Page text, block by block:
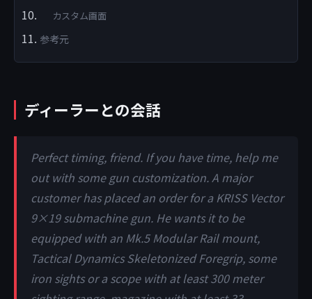
カスタム画面
参考元
ディーラーとの会話
Perfect timing, friend. If you have time, help me
out with some gun customization. A major
customer has placed an order for a KRISS Vector
9×19 submachine gun. He wants it to be
equipped with an Mk.5 Modular Rail mount,
Tactical Dynamics Skeletonized Foregrip, some
iron sights or a scope with at least 300 meter